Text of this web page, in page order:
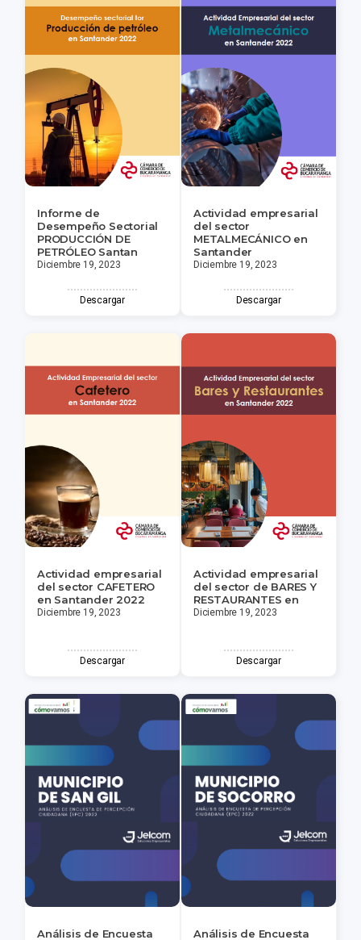
Informe de
Desempeño Sectorial
PRODUCCIÓN DE
PETRÓLEO Santan
Diciembre 19, 2023
Descargar
Actividad empresarial
del sector
METALMECÁNICO en
Santander
Diciembre 19, 2023
Descargar
Actividad empresarial
del sector CAFETERO
en Santander 2022
Diciembre 19, 2023
Descargar
Actividad empresarial
del sector de BARES Y
RESTAURANTES en
Diciembre 19, 2023
Descargar
Análisis de Encuesta Análisis de Encuesta